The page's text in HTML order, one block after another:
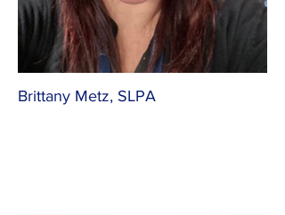
Brittany Metz, SLPA